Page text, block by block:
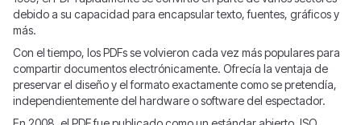
debido a su capacidad para encapsular texto, fuentes, gráficos y
más.
Con el tiempo, los PDFs se volvieron cada vez más populares para
compartir documentos electrónicamente. Ofrecía la ventaja de
preservar el diseño y el formato exactamente como se pretendía,
independientemente del hardware o software del espectador.